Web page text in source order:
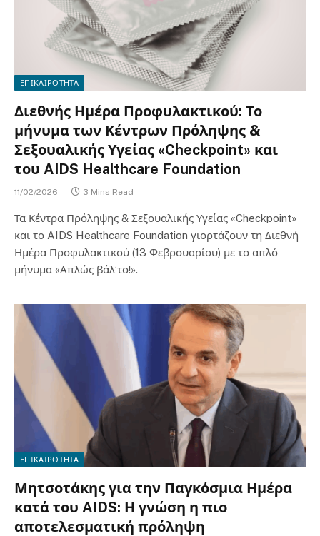
ΕΠΙΚΑΙΡΟΤΗΤΑ
Διεθνής Ημέρα Προφυλακτικού: Το
μήνυμα των Κέντρων Πρόληψης &
Σεξουαλικής Υγείας «Checkpoint» και
του AIDS Healthcare Foundation
11/02/2026 3 Mins Read
Τα Κέντρα Πρόληψης & Σεξουαλικής Υγείας «Checkpoint»
και το AIDS Healthcare Foundation γιορτάζουν τη Διεθνή
Ημέρα Προφυλακτικού (13 Φεβρουαρίου) με το απλό
μήνυμα «Απλώς βάλ’το!».
ΕΠΙΚΑΙΡΟΤΗΤΑ
Μητσοτάκης για την Παγκόσμια Ημέρα
κατά του AIDS: Η γνώση η πιο
αποτελεσματική πρόληψη